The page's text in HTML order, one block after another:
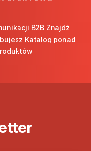
B2B Znajdź
Katalog ponad